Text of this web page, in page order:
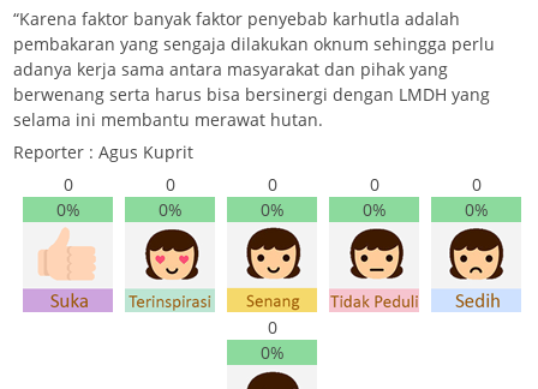
“Karena faktor banyak faktor penyebab karhutla adalah
pembakaran yang sengaja dilakukan oknum sehingga perlu
adanya kerja sama antara masyarakat dan pihak yang
berwenang serta harus bisa bersinergi dengan LMDH yang
selama ini membantu merawat hutan.
Reporter : Agus Kuprit
0
0%
0
0%
0
0%
0
0%
0
0%
0
0%